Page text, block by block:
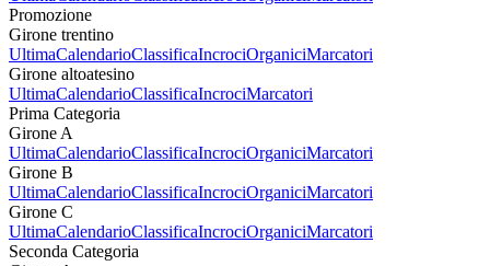
Promozione
Girone trentino
UltimaCalendarioClassificaIncrociOrganiciMarcatori
Girone altoatesino
UltimaCalendarioClassificaIncrociMarcatori
Prima Categoria
Girone A
UltimaCalendarioClassificaIncrociOrganiciMarcatori
Girone B
UltimaCalendarioClassificaIncrociOrganiciMarcatori
Girone C
UltimaCalendarioClassificaIncrociOrganiciMarcatori
Seconda Categoria